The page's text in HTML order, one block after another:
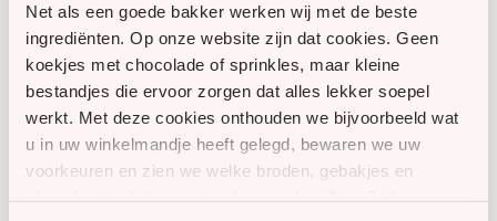
Net als een goede bakker werken wij met de beste
ingrediënten. Op onze website zijn dat cookies. Geen
koekjes met chocolade of sprinkles, maar kleine
bestandjes die ervoor zorgen dat alles lekker soepel
werkt. Met deze cookies onthouden we bijvoorbeeld wat
u in uw winkelmandje heeft gelegd, bewaren we uw
voorkeuren en zien we welke broden, gebakjes en
Een kerstetiket met eigen tekst en logo (geplakt op
het doosje)
Een kerstkaartje met persoonlijke boodschap (los
bijgeleverd)
Verzending
De kerst chocolade laten bezorgen op verschillende